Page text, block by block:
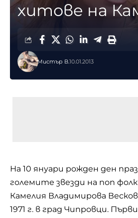
хитове на
Мистър В.10.01.2013
На 10 януари рожден ден
големите звезди на поп
Камелия Владимирова
1971 г. в град Чипровци.